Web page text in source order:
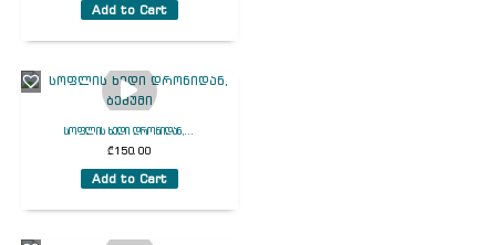
Add to Cart
სოფლის ხედი დრონიდან,...
₾150.00
Add to Cart